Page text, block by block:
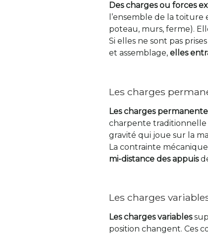
Des charges ou forces
l’ensemble de la
poteau, murs, ferme).
Si elles ne sont pas
et assemblage, elles
Les charges
Les charges
charpente traditionnelle
gravité qui joue sur la
La contrainte
mi-distance des appuis
Les charges
Les charges variables
position changent. Ces